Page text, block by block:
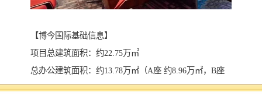
【博今国际基础信息】
项目总建筑面积：约22.75万㎡
总办公建筑面积：约13.78万㎡（A座 约8.96万㎡，B座
约4.82万㎡）